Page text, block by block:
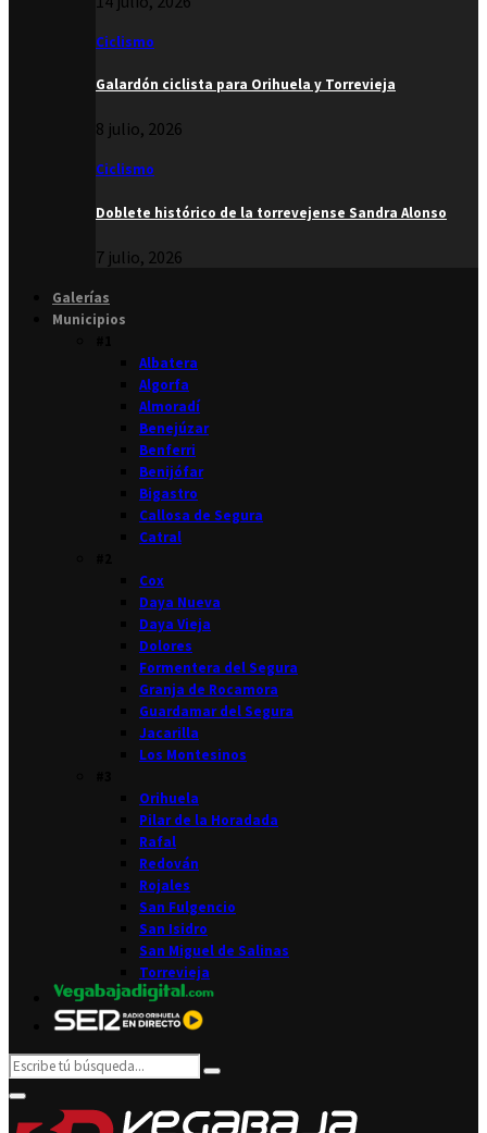
Ciclismo
Galardón ciclista para Orihuela y Torrevieja
8 julio, 2026
Ciclismo
Doblete histórico de la torrevejense Sandra Alonso
7 julio, 2026
Galerías
Municipios
Albatera
Algorfa
Almoradí
Benejúzar
Benferri
Benijófar
Bigastro
Callosa de Segura
Catral
Cox
Daya Nueva
Daya Vieja
Dolores
Formentera del Segura
Granja de Rocamora
Guardamar del Segura
Jacarilla
Los Montesinos
Orihuela
Pilar de la Horadada
Rafal
Redován
Rojales
San Fulgencio
San Isidro
San Miguel de Salinas
Torrevieja
Search
for:
Search
Primary
Menu